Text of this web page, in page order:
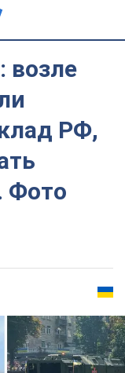
возле
РФ,
Фото